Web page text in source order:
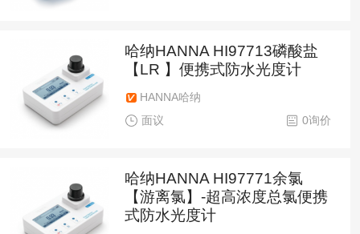
哈纳HANNA HI97713磷酸盐
【LR 】便携式防水光度计
HANNA哈纳
0询价
面议
哈纳HANNA HI97771余氯
【游离氯】-超高浓度总氯便携
式防水光度计